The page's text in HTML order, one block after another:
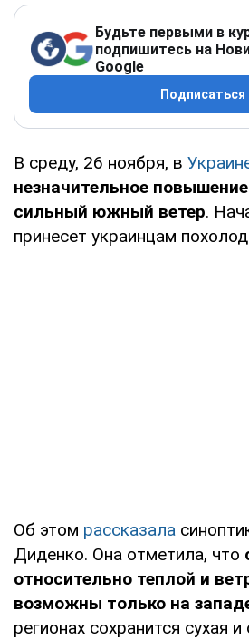
Будьте первыми в
подпишитесь на
Google
Подписаться
В среду, 26 ноября, в
незначительное
сильный южный ветер.
принесет украинцам
Об этом рассказала
Диденко. Она отметила, что
относительно теплой и
возможны только на
регионах сохранится сухая